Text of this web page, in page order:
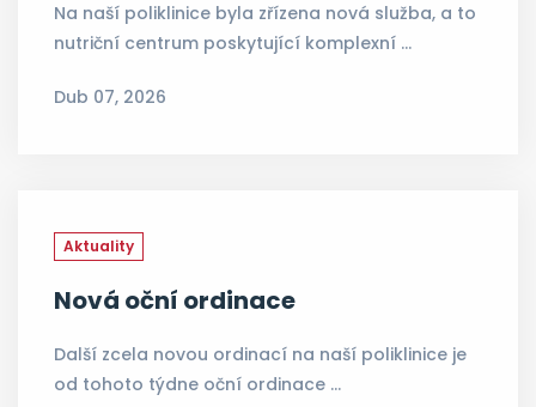
Na naší poliklinice byla zřízena nová služba, a to
nutriční centrum poskytující komplexní …
Dub 07, 2026
Aktuality
Nová oční ordinace
Další zcela novou ordinací na naší poliklinice je
od tohoto týdne oční ordinace …